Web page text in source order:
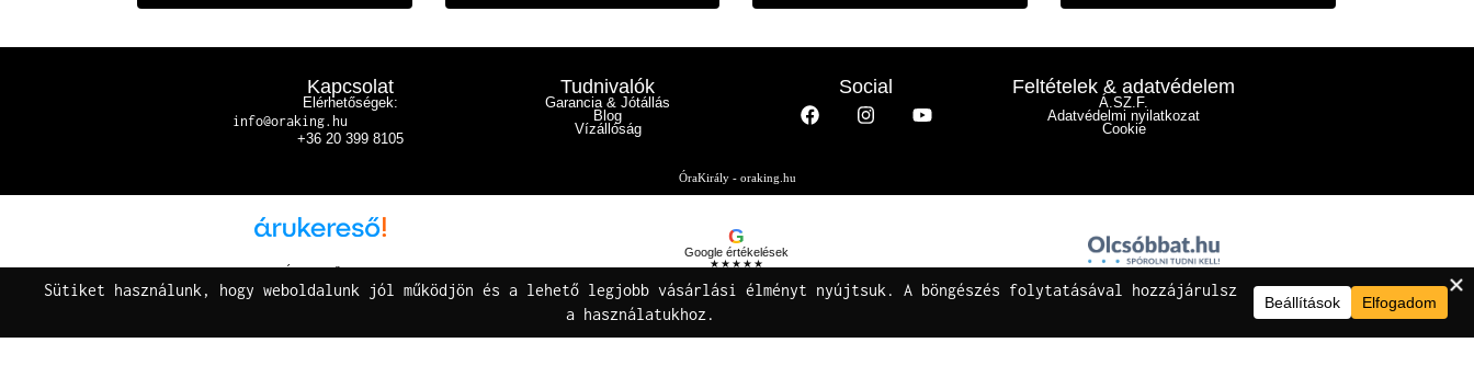
Kapcsolat
Elérhetőségek:
info@oraking.hu
+36 20 399 8105
Tudnivalók
Garancia & Jótállás
Blog
Vízállóság
Social Feltételek & adatvédelem
Á.SZ.F.
Adatvédelmi nyilatkozat
Cookie
ÓraKirály - oraking.hu
Árukereső.hu
G
Google értékelések
★★★★★
Buza Gáspár E.V.